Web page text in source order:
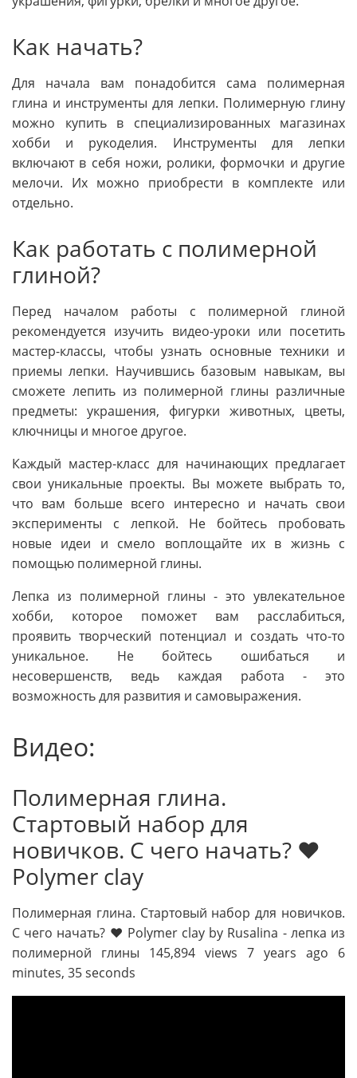
Как начать?
Для начала вам понадобится сама полимерная
глина и инструменты для лепки. Полимерную глину
можно купить в специализированных магазинах
хобби и рукоделия. Инструменты для лепки
включают в себя ножи, ролики, формочки и другие
мелочи. Их можно приобрести в комплекте или
отдельно.
Как работать с полимерной
глиной?
Перед началом работы с полимерной глиной
рекомендуется изучить видео-уроки или посетить
мастер-классы, чтобы узнать основные техники и
приемы лепки. Научившись базовым навыкам, вы
сможете лепить из полимерной глины различные
предметы: украшения, фигурки животных, цветы,
ключницы и многое другое.
Каждый мастер-класс для начинающих предлагает
свои уникальные проекты. Вы можете выбрать то,
что вам больше всего интересно и начать свои
эксперименты с лепкой. Не бойтесь пробовать
новые идеи и смело воплощайте их в жизнь с
помощью полимерной глины.
Лепка из полимерной глины - это увлекательное
хобби, которое поможет вам расслабиться,
проявить творческий потенциал и создать что-то
уникальное. Не бойтесь ошибаться и
несовершенств, ведь каждая работа - это
возможность для развития и самовыражения.
Видео:
Полимерная глина.
Стартовый набор для
новичков. С чего начать? ❤
Polymer clay
Полимерная глина. Стартовый набор для новичков.
С чего начать? ❤ Polymer clay by Rusalina - лепка из
полимерной глины 145,894 views 7 years ago 6
minutes, 35 seconds